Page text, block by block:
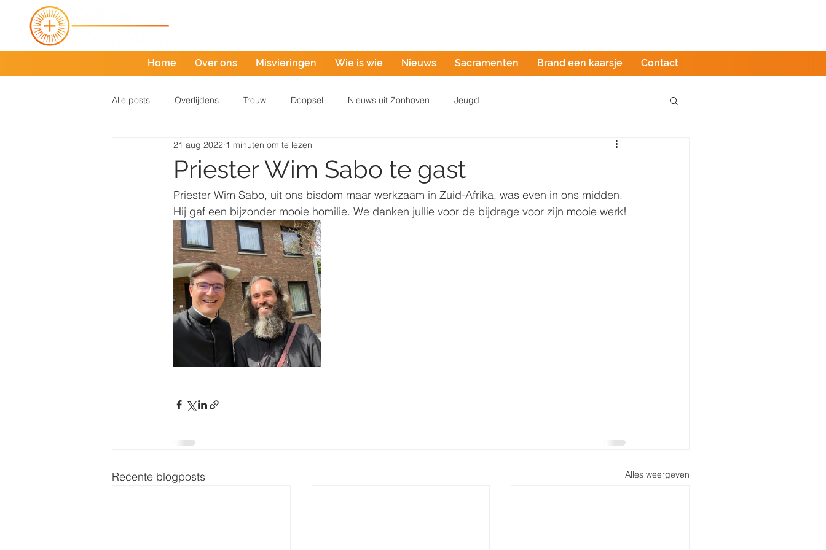
Home Over ons Misvieringen Wie is wie Nieuws Sacramenten Brand een kaarsje Contact
Alle posts Overlijdens Trouw Doopsel Nieuws uit Zonhoven Jeugd
Priester Wim Sabo te gast
21 aug 2022 1 minuten om te lezen
Priester Wim Sabo, uit ons bisdom maar werkzaam in Zuid-Afrika, was even in ons midden.
Hij gaf een bijzonder mooie homilie. We danken jullie voor de bijdrage voor zijn mooie werk!
Recente blogposts Alles weergeven